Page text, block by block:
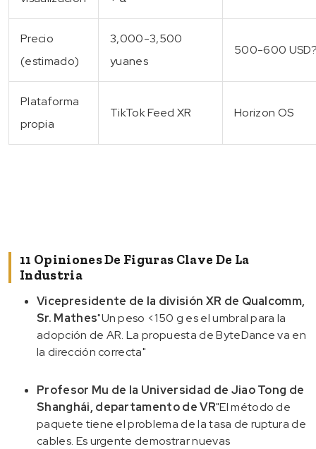
Precio
(estimado)
3,000-3,500
yuanes
500-600
Plataforma
propia
TikTok Feed XR Horizon OS
11 Opiniones De Figuras Clave De La
Industria
Vicepresidente de la división XR de Qualcomm,
Sr. Mathes"Un peso <150 g es el umbral para la
adopción de AR. La propuesta de ByteDance va en
la dirección correcta"
Profesor Mu de la Universidad de Jiao Tong de
Shanghái, departamento de VR"El método de
paquete tiene el problema de la tasa de ruptura de
cables. Es urgente demostrar nuevas